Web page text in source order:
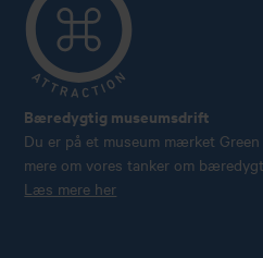
Bæredygtig museumsdrift
Du er på et museum mærket
mere om vores tanker om
Læs mere her